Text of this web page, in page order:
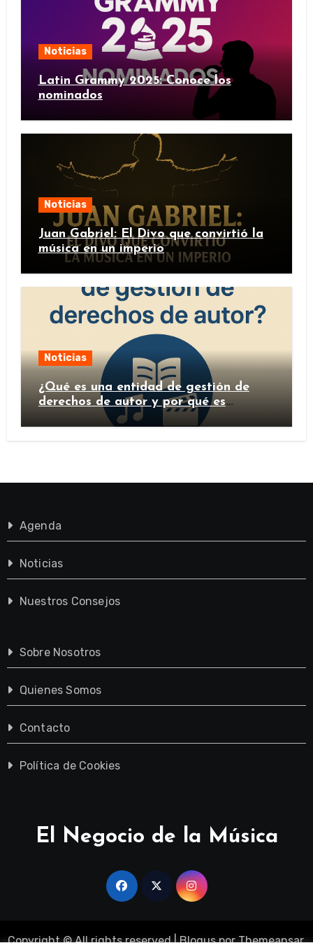
Noticias
Latin Grammy 2025: Conoce los
nominados
Noticias
Juan Gabriel: El Divo que convirtió la
música en un imperio
Noticias
¿Qué es una entidad de gestión de
derechos de autor y por qué es
importante?
Agenda
Noticias
Nuestros Consejos
Sobre Nosotros
Quienes Somos
Contacto
Política de Cookies
El Negocio de la Música
Copyright © All rights reserved |BlogusporThemeansar.